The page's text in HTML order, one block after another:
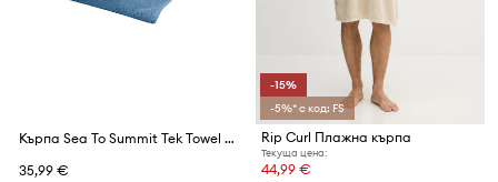
Кърпа Sea To Summit Tek Towel 75 x 150 cm
35,99 €
-15%
-5%* с код: FS
Rip Curl Плажна кърпа
Текуща цена:
44,99 €